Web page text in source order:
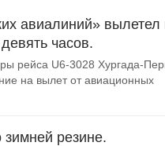
авиалиний» вылетел
часов.
рейса U6-3028 Хургада-
на вылет от авиационных
резине.